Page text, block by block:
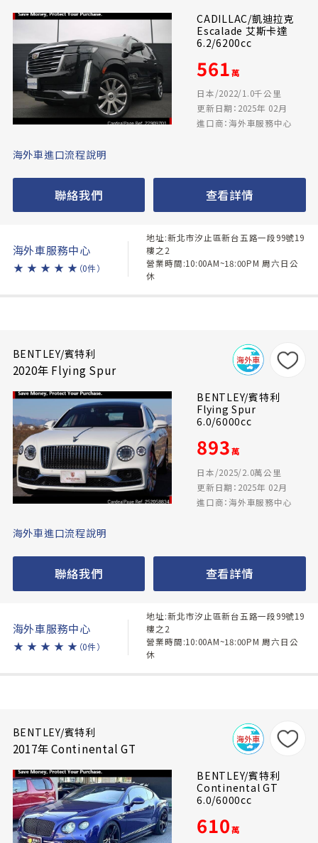
CADILLAC/凱迪拉克
Escalade 艾斯卡達
6.2/6200cc
561萬
日本/2022/1.0千公里
更新日期：2025年 02月
進口商：海外車服務中心
海外車進口流程說明
聯絡我們 查看詳情
海外車服務中心
★ ★ ★ ★ ★ （0件）
地址:新北市汐止區新台五路一段99號19
樓之2
營業時間:10:00AM~18:00PM 周六日公
休
BENTLEY/賓特利
2020年 Flying Spur
BENTLEY/賓特利
Flying Spur
6.0/6000cc
893萬
日本/2025/2.0萬公里
更新日期：2025年 02月
進口商：海外車服務中心
海外車進口流程說明
聯絡我們 查看詳情
海外車服務中心
★ ★ ★ ★ ★ （0件）
地址:新北市汐止區新台五路一段99號19
樓之2
營業時間:10:00AM~18:00PM 周六日公
休
BENTLEY/賓特利
2017年 Continental GT
BENTLEY/賓特利
Continental GT
6.0/6000cc
610萬